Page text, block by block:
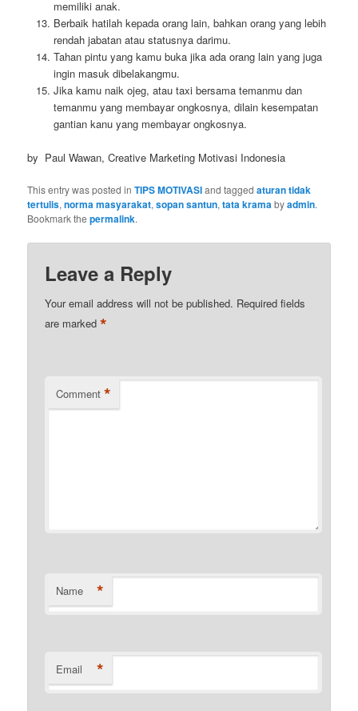
memiliki anak.
Berbaik hatilah kepada orang lain, bahkan orang yang lebih
rendah jabatan atau statusnya darimu.
Tahan pintu yang kamu buka jika ada orang lain yang juga
ingin masuk dibelakangmu.
Jika kamu naik ojeg, atau taxi bersama temanmu dan
temanmu yang membayar ongkosnya, dilain kesempatan
gantian kanu yang membayar ongkosnya.
by Paul Wawan, Creative Marketing Motivasi Indonesia
This entry was posted inTIPS MOTIVASIand taggedaturan tidak
tertulis,norma masyarakat,sopan santun,tata kramabyadmin.
Bookmark thepermalink.
Leave a Reply
Your email address will not be published. Required fields
are marked*
Comment *
Name *
Email *